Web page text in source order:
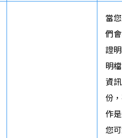
當
們
證
明
資
份
作
您